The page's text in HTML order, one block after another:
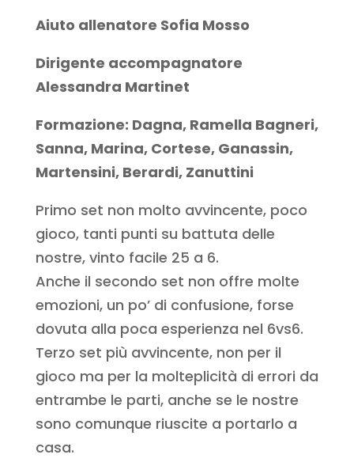
Aiuto allenatore Sofia Mosso
Dirigente accompagnatore
Alessandra Martinet
Formazione: Dagna, Ramella Bagneri,
Sanna, Marina, Cortese, Ganassin,
Martensini, Berardi, Zanuttini
Primo set non molto avvincente, poco
gioco, tanti punti su battuta delle
nostre, vinto facile 25 a 6.
Anche il secondo set non offre molte
emozioni, un po’ di confusione, forse
dovuta alla poca esperienza nel 6vs6.
Terzo set più avvincente, non per il
gioco ma per la molteplicità di errori da
entrambe le parti, anche se le nostre
sono comunque riuscite a portarlo a
casa.